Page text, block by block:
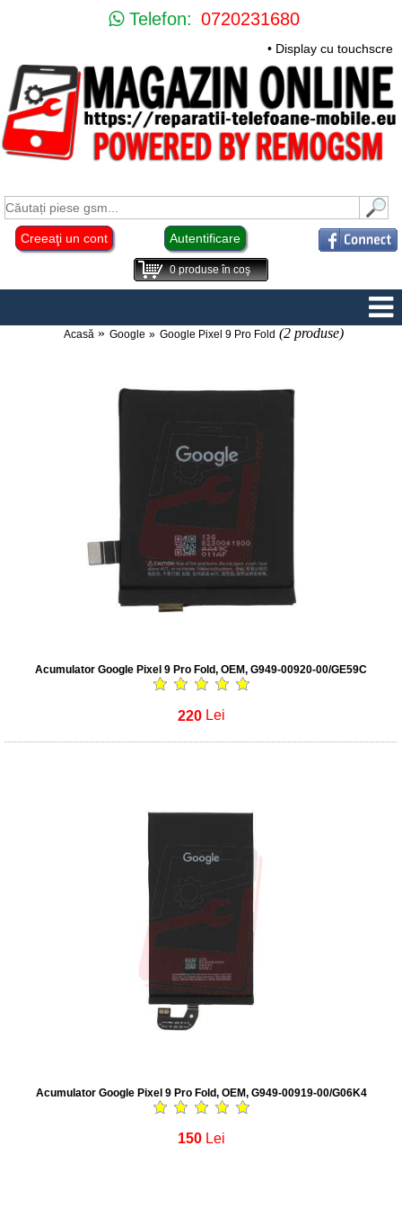
Telefon: 0720231680
• Display cu
Creeaţi un cont Autentificare
0produse în coş
Acasă Google Google Pixel 9 Pro Fold (2 produse)
Acumulator Google Pixel 9 Pro Fold, OEM, G949-00920-00/GE59C
220 Lei
Acumulator Google Pixel 9 Pro Fold, OEM, G949-00919-00/G06K4
150 Lei